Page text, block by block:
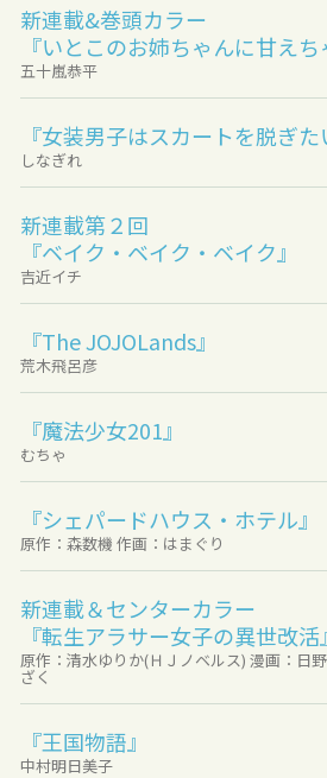
新連載&巻頭カラー
『いとこのお姉ちゃんに甘えち
五十嵐恭平
『女装男子はスカートを脱ぎた
しなぎれ
新連載第２回
『ベイク・ベイク・ベイク』
吉近イチ
『The JOJOLands』
荒木飛呂彦
『魔法少女201』
むちゃ
『シェパードハウス・ホテル』
原作：森数機 作画：はまぐり
新連載＆センターカラー
『転生アラサー女子の異世改活』
原作：清水ゆりか(ＨＪノベルス) 漫画：日
ざく
『王国物語』
中村明日美子